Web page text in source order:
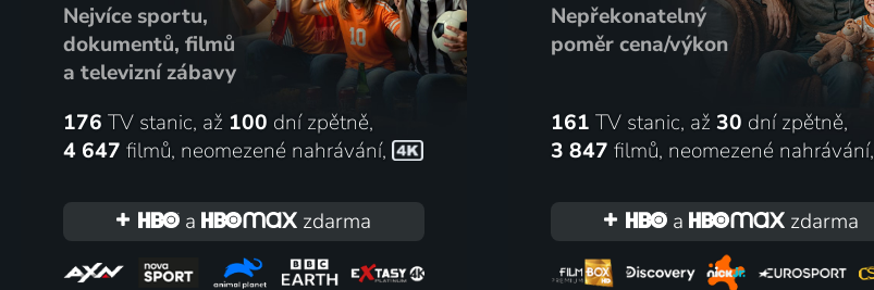
Nejvíce sportu,
dokumentů, filmů
a televizní zábavy
176 TV stanic, až 100 dní zpětně,
4 647 filmů, neomezené nahrávání,
a zdarma
Nepřekonatelný
poměr cena/výkon
161 TV stanic, až 30 dní zpětně,
3 847 filmů, neomezené nahrávání,
a zdarma